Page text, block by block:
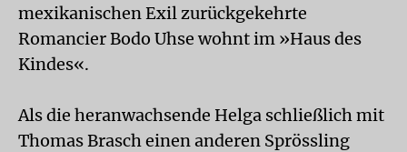
mexikanischen Exil zurückgekehrte
Romancier Bodo Uhse wohnt im »Haus des
Kindes«.
Als die heranwachsende Helga schließlich mit
Thomas Brasch einen anderen Sprössling